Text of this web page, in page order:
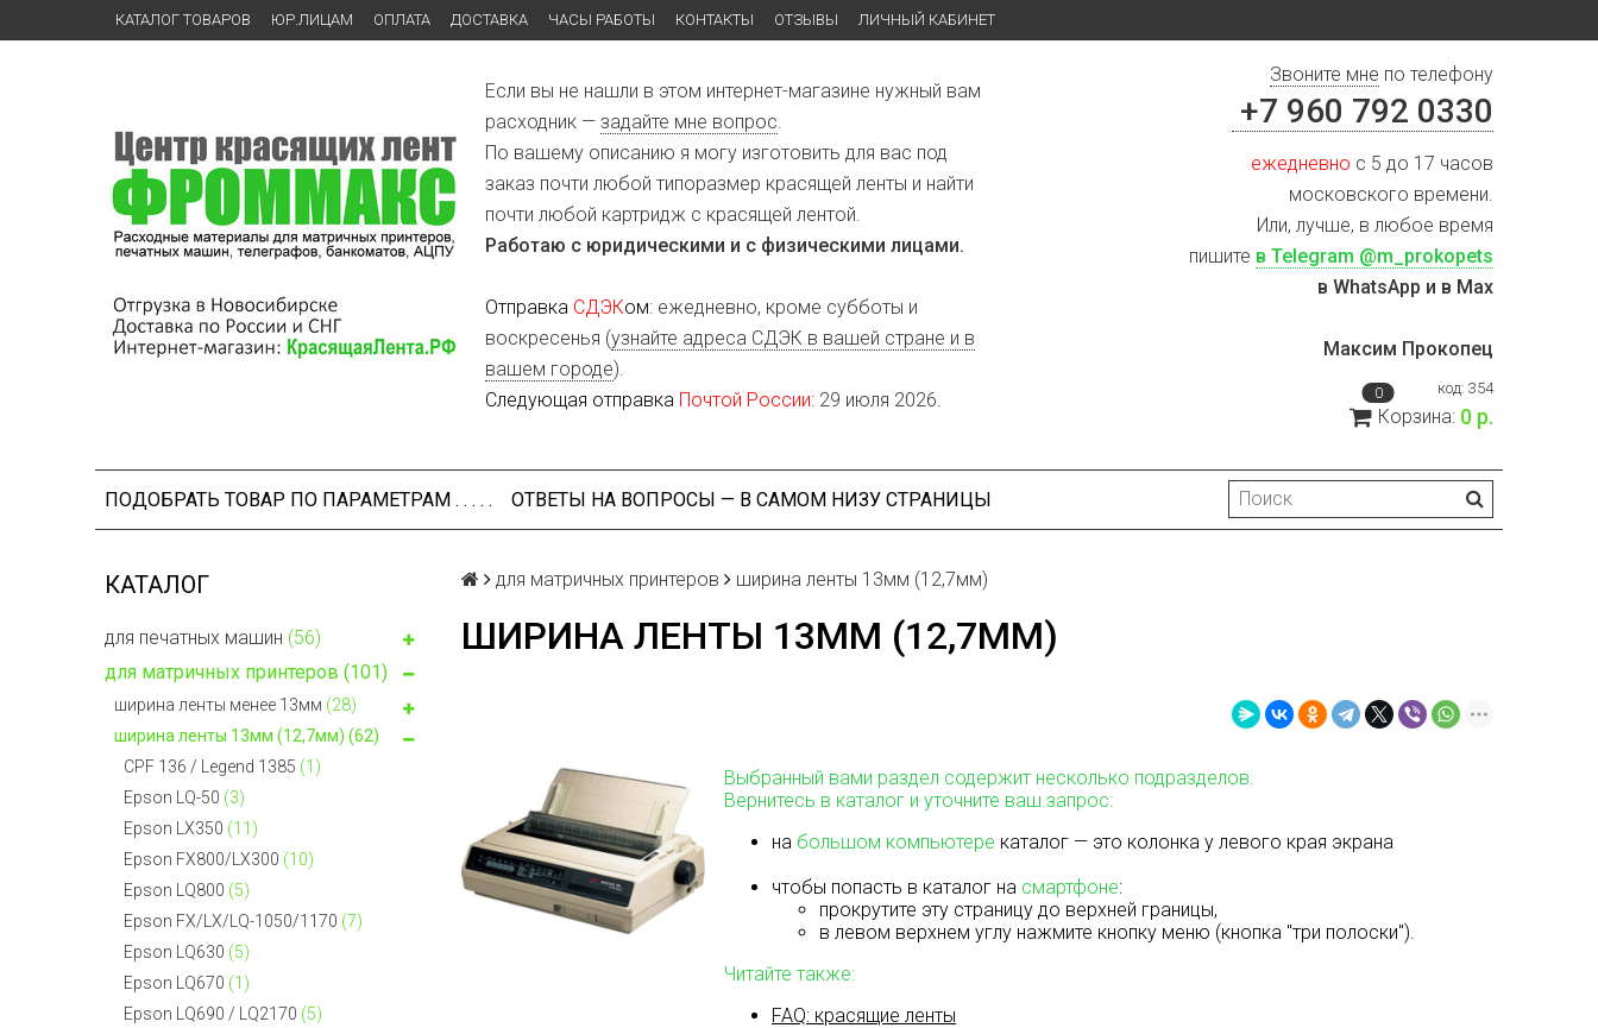
КАТАЛОГ ТОВАРОВ ЮР.ЛИЦАМ ОПЛАТА ДОСТАВКА ЧАСЫ РАБОТЫ КОНТАКТЫ ОТЗЫВЫ ЛИЧНЫЙ КАБИНЕТ
Если вы не нашли в этом интернет-магазине нужный вам
расходник — задайте мне вопрос
По вашему описанию я могу изготовить для вас под
заказ почти любой типоразмер красящей ленты и найти
почти любой картридж с красящей лентой.
Работаю с юридическими и с физическими лицами.
Отправка СДЭКом: ежедневно, кроме субботы и
воскресенья (узнайте адреса СДЭК в вашей стране и в
вашем городе).
Следующая отправка Почтой России: 29 июля 2026.
Звоните мне по телефону
+7 960 792 0330
ежедневно с 5 до 17 часов
московского времени.
Или, лучше, в любое время
пишите в Telegram @m_prokopets
в WhatsApp и в Max
Максим Прокопец
код: 354
0
Корзина: 0 р.
ПОДОБРАТЬ ТОВАР ПО ПАРАМЕТРАМ . . . . . ОТВЕТЫ НА ВОПРОСЫ — В САМОМ НИЗУ СТРАНИЦЫ
КАТАЛОГ
для печатных машин (56)
для матричных принтеров (101)
ширина ленты менее 13мм (28)
ширина ленты 13мм (12,7мм) (62)
CPF 136 / Legend 1385 (1)
Epson LQ-50 (3)
Epson LX350 (11)
Epson FX800/LX300 (10)
Epson LQ800 (5)
Epson FX/LX/LQ-1050/1170 (7)
Epson LQ630 (5)
Epson LQ670 (1)
Epson LQ690 / LQ2170 (5)
для матричных принтеров ширина ленты 13мм (12,7мм)
ШИРИНА ЛЕНТЫ 13ММ (12,7ММ)
Выбранный вами раздел содержит несколько подразделов.
Вернитесь в каталог и уточните ваш запрос:
на большом компьютере каталог — это колонка у левого края экрана
чтобы попасть в каталог на смартфоне:
прокрутите эту страницу до верхней границы,
в левом верхнем углу нажмите кнопку меню (кнопка "три полоски").
Читайте также:
FAQ: красящие ленты